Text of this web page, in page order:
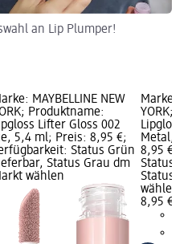
an Lip Plumper!
MAYBELLINE NEW
Produktname:
Lifter Gloss 002
5,4 ml; Preis: 8,95 €;
Status Grün
Status Grau dm
wählen
Marke:
YORK;
Lipgloss
Metal,
8,95 €;
Status
Status
wählen
8,95 €